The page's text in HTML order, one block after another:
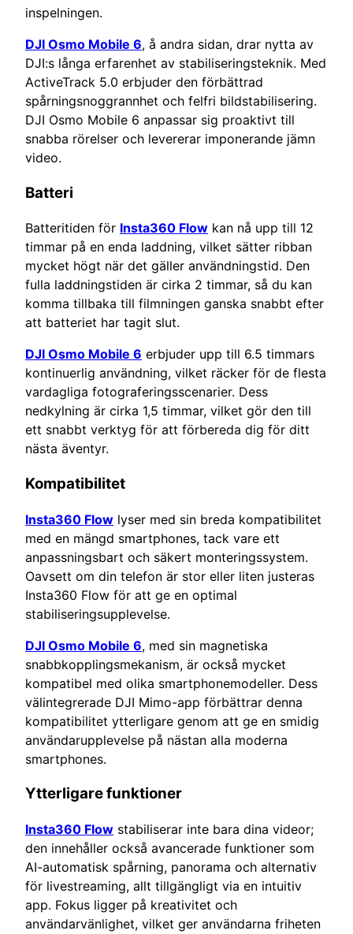
inspelningen.
DJI Osmo Mobile 6, å andra sidan, drar nytta av
DJI:s långa erfarenhet av stabiliseringsteknik. Med
ActiveTrack 5.0 erbjuder den förbättrad
spårningsnoggrannhet och felfri bildstabilisering.
DJI Osmo Mobile 6 anpassar sig proaktivt till
snabba rörelser och levererar imponerande jämn
video.
Batteri
Batteritiden för Insta360 Flow kan nå upp till 12
timmar på en enda laddning, vilket sätter ribban
mycket högt när det gäller användningstid. Den
fulla laddningstiden är cirka 2 timmar, så du kan
komma tillbaka till filmningen ganska snabbt efter
att batteriet har tagit slut.
DJI Osmo Mobile 6 erbjuder upp till 6.5 timmars
kontinuerlig användning, vilket räcker för de flesta
vardagliga fotograferingsscenarier. Dess
nedkylning är cirka 1,5 timmar, vilket gör den till
ett snabbt verktyg för att förbereda dig för ditt
nästa äventyr.
Kompatibilitet
Insta360 Flow lyser med sin breda kompatibilitet
med en mängd smartphones, tack vare ett
anpassningsbart och säkert monteringssystem.
Oavsett om din telefon är stor eller liten justeras
Insta360 Flow för att ge en optimal
stabiliseringsupplevelse.
DJI Osmo Mobile 6, med sin magnetiska
snabbkopplingsmekanism, är också mycket
kompatibel med olika smartphonemodeller. Dess
välintegrerade DJI Mimo-app förbättrar denna
kompatibilitet ytterligare genom att ge en smidig
användarupplevelse på nästan alla moderna
smartphones.
Ytterligare funktioner
Insta360 Flow stabiliserar inte bara dina videor;
den innehåller också avancerade funktioner som
AI-automatisk spårning, panorama och alternativ
för livestreaming, allt tillgängligt via en intuitiv
app. Fokus ligger på kreativitet och
användarvänlighet, vilket ger användarna friheten